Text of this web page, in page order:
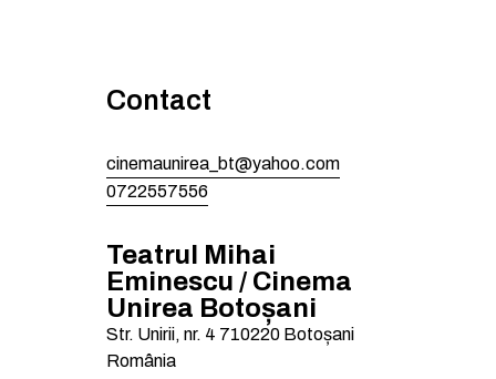
Contact
cinemaunirea_bt@yahoo.com
0722557556
Teatrul Mihai
Eminescu / Cinema
Unirea Botoșani
Str. Unirii, nr. 4 710220 Botoșani
România